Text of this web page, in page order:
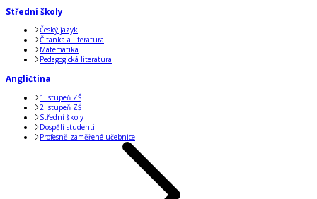
Střední školy
Český jazyk
Čítanka a literatura
Matematika
Pedagogická literatura
Angličtina
1. stupeň ZŠ
2. stupeň ZŠ
Střední školy
Dospělí studenti
Profesně zaměřené učebnice